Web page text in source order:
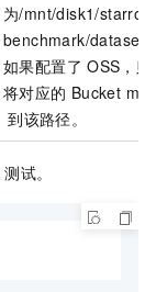
为/mnt/disk1/
benchmark/datasets
如果配置了 OSS，则
将对应的 Bucket
到该路径。
测试。